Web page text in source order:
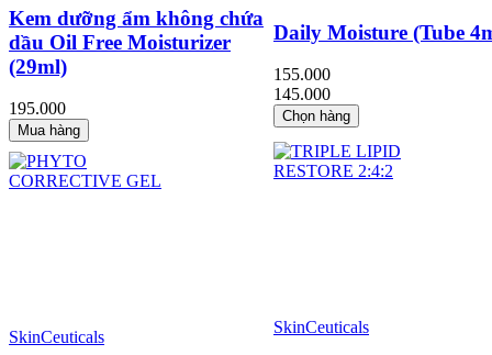
Kem dưỡng ẩm không chứa
dầu Oil Free Moisturizer
(29ml)
195.000
Mua hàng
Daily Moisture (Tube
155.000
145.000
Chọn hàng
SkinCeuticals
SkinCeuticals